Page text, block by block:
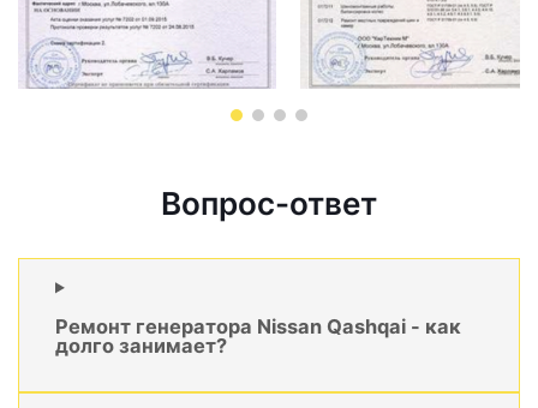
Вопрос-ответ
Ремонт генератора Nissan Qashqai - как
долго занимает?